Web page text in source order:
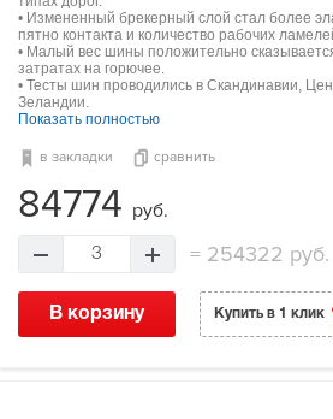
• Измененный брекерный слой стал более
пятно контакта и количество рабочих
• Малый вес шины положительно
затратах на горючее.
• Тесты шин проводились в Скандинавии,
Зеландии.
Показать полностью
в закладки сравнить
84774 руб.
3 =254322 руб.
В корзину Купить в 1 клик